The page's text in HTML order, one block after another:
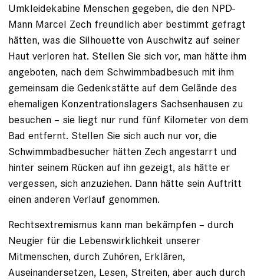
Umkleidekabine Menschen gegeben, die den NPD-
Mann Marcel Zech freundlich aber bestimmt gefragt
hätten, was die Silhouette von Auschwitz auf seiner
Haut verloren hat. Stellen Sie sich vor, man hätte ihm
angeboten, nach dem Schwimmbadbesuch mit ihm
gemeinsam die Gedenkstätte auf dem Gelände des
ehemaligen Konzentra­tionslagers Sachsenhausen zu
besuchen – sie liegt nur rund fünf Kilometer von dem
Bad entfernt. Stellen Sie sich auch nur vor, die
Schwimmbadbesucher hätten Zech angestarrt und
hinter seinem Rücken auf ihn gezeigt, als hätte er
vergessen, sich anzuziehen. Dann hätte sein Auftritt
einen anderen Verlauf genommen.
Rechtsextremismus kann man bekämpfen – durch
Neugier ­für die Lebenswirklichkeit unserer
Mitmenschen, durch Zu­hören, Erklären,
Auseinandersetzen, Lesen, Streiten, aber auch durch